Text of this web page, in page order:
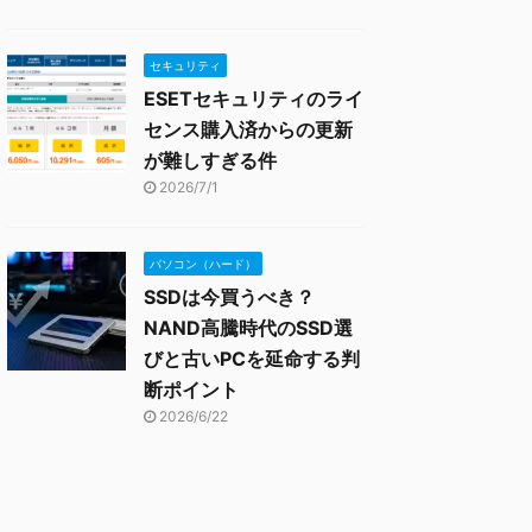
セキュリティ
ESETセキュリティのライ
センス購入済からの更新
が難しすぎる件
2026/7/1
パソコン（ハード）
SSDは今買うべき？
NAND高騰時代のSSD選
びと古いPCを延命する判
断ポイント
2026/6/22